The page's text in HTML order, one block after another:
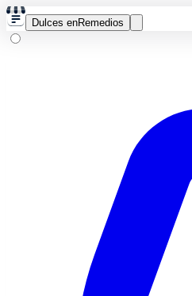
Dulces enRemedios